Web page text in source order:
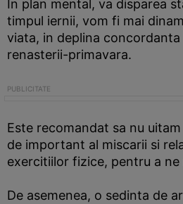
In plan mental, va disparea
timpul iernii, vom fi mai
viata, in deplina
renasterii-primavara.
Este recomandat sa nu
de important al miscarii si
exercitiilor fizice, pentru a
De asemenea, o sedinta de